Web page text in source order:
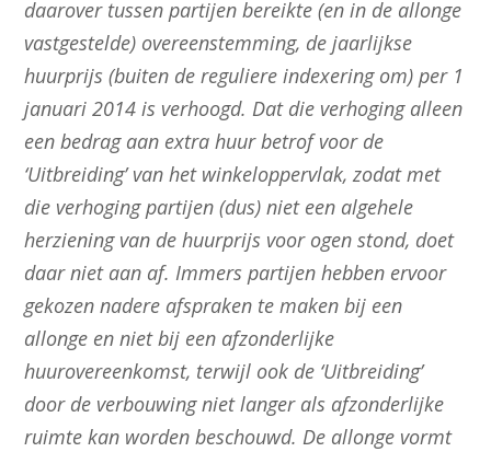
daarover tussen partijen bereikte (en in de allonge
vastgestelde) overeenstemming, de jaarlijkse
huurprijs (buiten de reguliere indexering om) per 1
januari 2014 is verhoogd. Dat die verhoging alleen
een bedrag aan extra huur betrof voor de
‘Uitbreiding’ van het winkeloppervlak, zodat met
die verhoging partijen (dus) niet een algehele
herziening van de huurprijs voor ogen stond, doet
daar niet aan af. Immers partijen hebben ervoor
gekozen nadere afspraken te maken bij een
allonge en niet bij een afzonderlijke
huurovereenkomst, terwijl ook de ‘Uitbreiding’
door de verbouwing niet langer als afzonderlijke
ruimte kan worden beschouwd. De allonge vormt